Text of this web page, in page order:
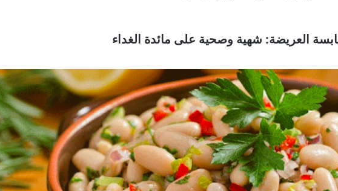
العريضة: شهية وصحية على مائدة الغداء